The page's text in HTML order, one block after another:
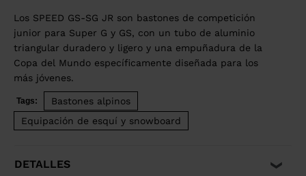
Los SPEED GS-SG JR son bastones de competición
junior para Super G y GS, con un tubo de aluminio
triangular duradero y ligero y una empuñadura de la
Copa del Mundo específicamente diseñada para los
más jóvenes.
Tags:
Bastones alpinos
Equipación de esquí y snowboard
DETALLES